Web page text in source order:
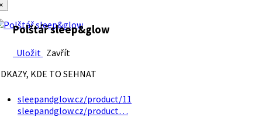
Polštář sleep&glow
Uložit Zavřít
KDE TO SEHNAT
sleepandglow.cz/product/11
sleepandglow.cz/product…